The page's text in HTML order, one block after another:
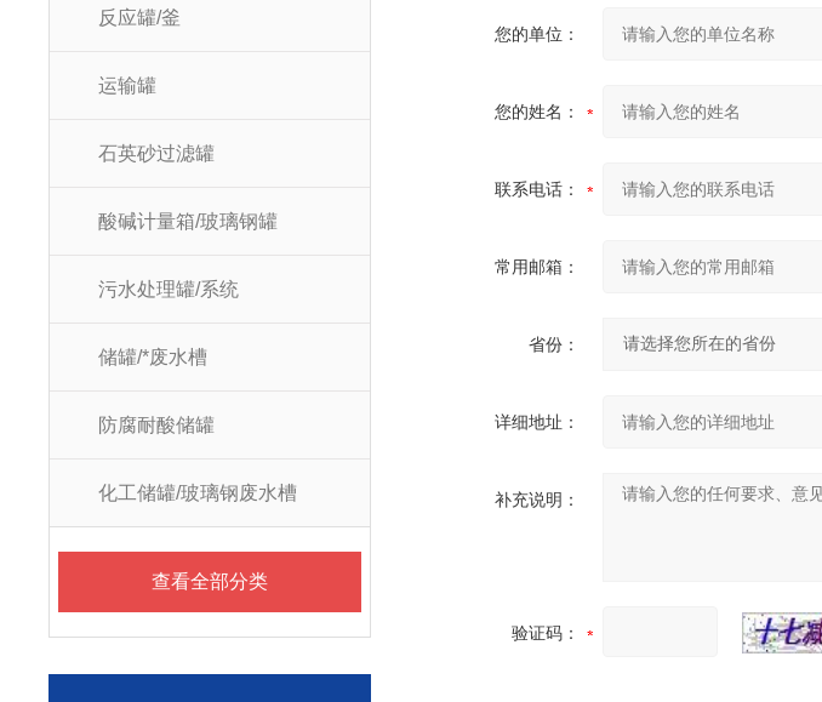
反应罐/釜
运输罐
石英砂过滤罐
酸碱计量箱/玻璃钢罐
污水处理罐/系统
储罐/*废水槽
防腐耐酸储罐
化工储罐/玻璃钢废水槽
查看全部分类
您的单位：
您的姓名：
联系电话：
常用邮箱：
省份：
详细地址：
补充说明：
验证码：